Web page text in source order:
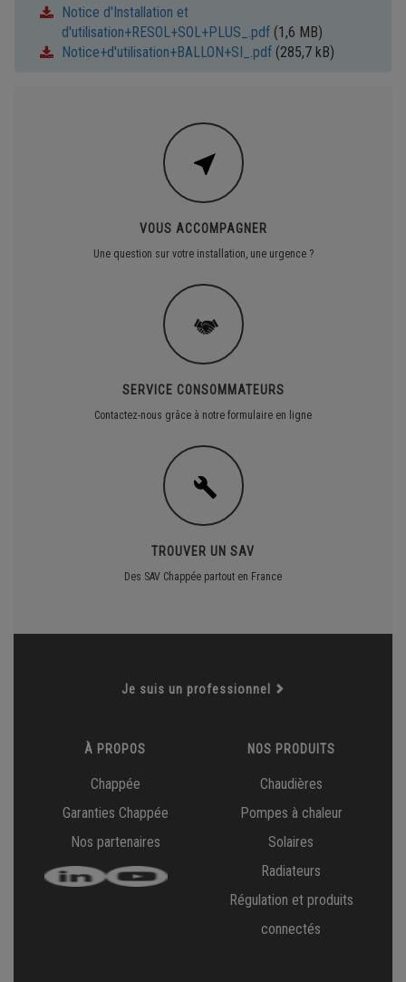
Prix public conseillé HT: 1 081,00 €
Capacité du ballon: 145 l
Notice d'Installation et
d'utilisation+RESOL+SOL+PLUS_.pdf (1,6 MB)
Notice+d'utilisation+BALLON+SI_.pdf (285,7 kB)
VOUS ACCOMPAGNER
Une question sur votre installation, une urgence ?
SERVICE CONSOMMATEURS
Contactez-nous grâce à notre formulaire en ligne
TROUVER UN SAV
Des SAV Chappée partout en France
Je suis un professionnel
À PROPOS
Chappée
Garanties Chappée
Nos partenaires
NOS PRODUITS
Chaudières
Pompes à chaleur
Solaires
Radiateurs
Régulation et produits
connectés